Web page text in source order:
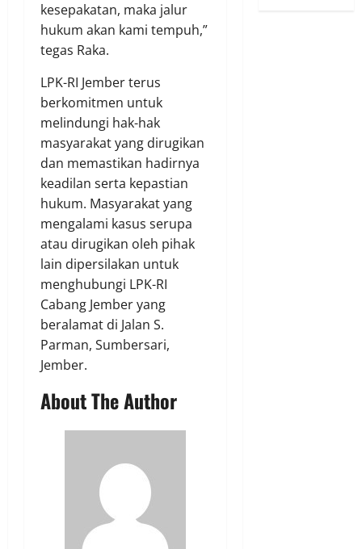
kesepakatan, maka jalur
hukum akan kami tempuh,”
tegas Raka.
LPK-RI Jember terus
berkomitmen untuk
melindungi hak-hak
masyarakat yang dirugikan
dan memastikan hadirnya
keadilan serta kepastian
hukum. Masyarakat yang
mengalami kasus serupa
atau dirugikan oleh pihak
lain dipersilakan untuk
menghubungi LPK-RI
Cabang Jember yang
beralamat di Jalan S.
Parman, Sumbersari,
Jember.
About The Author